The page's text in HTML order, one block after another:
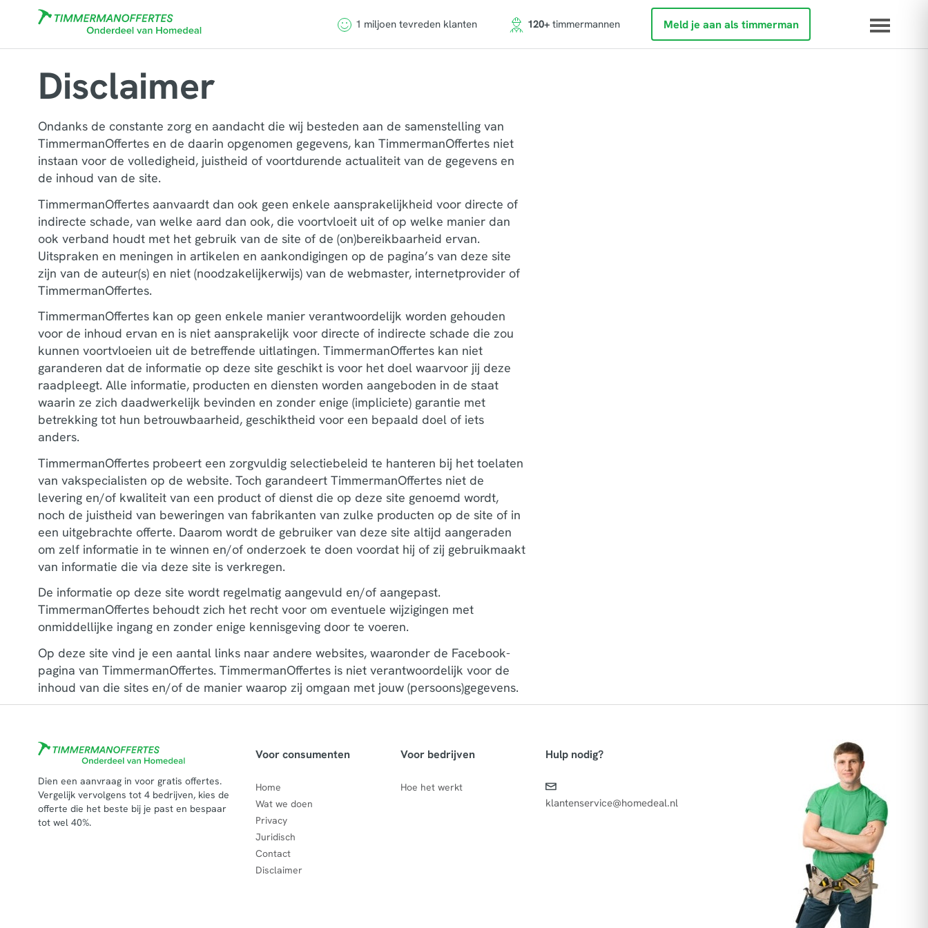
1 miljoen tevreden klanten 120+ timmermannen Meld je aan als timmerman
Disclaimer
Ondanks de constante zorg en aandacht die wij besteden aan de samenstelling van
TimmermanOffertes en de daarin opgenomen gegevens, kan TimmermanOffertes niet
instaan voor de volledigheid, juistheid of voortdurende actualiteit van de gegevens en
de inhoud van de site.
TimmermanOffertes aanvaardt dan ook geen enkele aansprakelijkheid voor directe of
indirecte schade, van welke aard dan ook, die voortvloeit uit of op welke manier dan
ook verband houdt met het gebruik van de site of de (on)bereikbaarheid ervan.
Uitspraken en meningen in artikelen en aankondigingen op de pagina’s van deze site
zijn van de auteur(s) en niet (noodzakelijkerwijs) van de webmaster, internetprovider of
TimmermanOffertes.
TimmermanOffertes kan op geen enkele manier verantwoordelijk worden gehouden
voor de inhoud ervan en is niet aansprakelijk voor directe of indirecte schade die zou
kunnen voortvloeien uit de betreffende uitlatingen. TimmermanOffertes kan niet
garanderen dat de informatie op deze site geschikt is voor het doel waarvoor jij deze
raadpleegt. Alle informatie, producten en diensten worden aangeboden in de staat
waarin ze zich daadwerkelijk bevinden en zonder enige (impliciete) garantie met
betrekking tot hun betrouwbaarheid, geschiktheid voor een bepaald doel of iets
anders.
TimmermanOffertes probeert een zorgvuldig selectiebeleid te hanteren bij het toelaten
van vakspecialisten op de website. Toch garandeert TimmermanOffertes niet de
levering en/of kwaliteit van een product of dienst die op deze site genoemd wordt,
noch de juistheid van beweringen van fabrikanten van zulke producten op de site of in
een uitgebrachte offerte. Daarom wordt de gebruiker van deze site altijd aangeraden
om zelf informatie in te winnen en/of onderzoek te doen voordat hij of zij gebruikmaakt
van informatie die via deze site is verkregen.
De informatie op deze site wordt regelmatig aangevuld en/of aangepast.
TimmermanOffertes behoudt zich het recht voor om eventuele wijzigingen met
onmiddellijke ingang en zonder enige kennisgeving door te voeren.
Op deze site vind je een aantal links naar andere websites, waaronder de Facebook-
pagina van TimmermanOffertes. TimmermanOffertes is niet verantwoordelijk voor de
inhoud van die sites en/of de manier waarop zij omgaan met jouw (persoons)gegevens.
Dien een aanvraag in voor gratis offertes.
Vergelijk vervolgens tot 4 bedrijven, kies de
offerte die het beste bij je past en bespaar
tot wel 40%.
Voor consumenten
Home
Wat we doen
Privacy
Juridisch
Contact
Disclaimer
Voor bedrijven
Hoe het werkt
Hulp nodig?
klantenservice@homedeal.nl